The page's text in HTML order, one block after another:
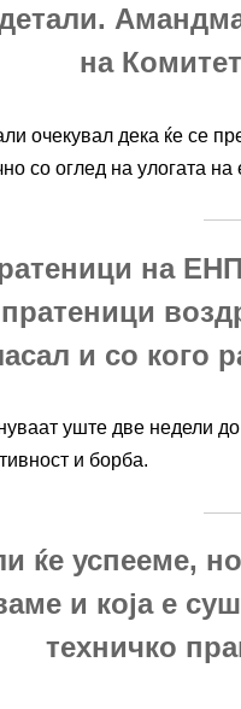
на
очекувал дека ќе се
со оглед на улогата
на
пратеници
и со кого
уште две недели
и борба.
ќе успееме,
и која е
техничко